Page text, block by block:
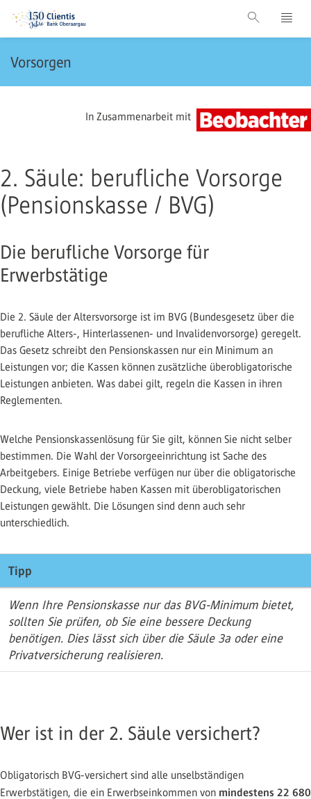
Vorsorgen
In Zusammenarbeit mit
2. Säule: berufliche Vorsorge
(Pensionskasse / BVG)
Die berufliche Vorsorge für
Erwerbstätige
Die 2. Säule der Altersvorsorge ist im BVG (Bundesgesetz über die
berufliche Alters-, Hinterlassenen- und Invalidenvorsorge) geregelt.
Das Gesetz schreibt den Pensionskassen nur ein Minimum an
Leistungen vor; die Kassen können zusätzliche überobligatorische
Leistungen anbieten. Was dabei gilt, regeln die Kassen in ihren
Reglementen.
Welche Pensionskassenlösung für Sie gilt, können Sie nicht selber
bestimmen. Die Wahl der Vorsorgeeinrichtung ist Sache des
Arbeitgebers. Einige Betriebe verfügen nur über die obligatorische
Deckung, viele Betriebe haben Kassen mit überobligatorischen
Leistungen gewählt. Die Lösungen sind denn auch sehr
unterschiedlich.
Tipp
Wenn Ihre Pensionskasse nur das BVG-Minimum bietet,
sollten Sie prüfen, ob Sie eine bessere Deckung
benötigen. Dies lässt sich über die Säule 3a oder eine
Privatversicherung realisieren.
Wer ist in der 2. Säule versichert?
Obligatorisch BVG-versichert sind alle unselbständigen
Erwerbstätigen, die ein Erwerbseinkommen von mindestens 22 680